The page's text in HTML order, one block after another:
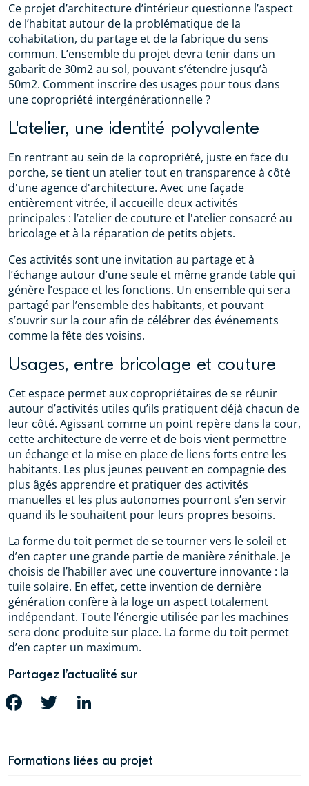
Ce projet d’architecture d’intérieur questionne l’aspect
de l’habitat autour de la problématique de la
cohabitation, du partage et de la fabrique du sens
commun. L’ensemble du projet devra tenir dans un
gabarit de 30m2 au sol, pouvant s’étendre jusqu’à
50m2. Comment inscrire des usages pour tous dans
une copropriété intergénérationnelle ?
L'atelier, une identité polyvalente
En rentrant au sein de la copropriété, juste en face du
porche, se tient un atelier tout en transparence à côté
d'une agence d'architecture. Avec une façade
entièrement vitrée, il accueille deux activités
principales : l’atelier de couture et l'atelier consacré au
bricolage et à la réparation de petits objets.
Ces activités sont une invitation au partage et à
l’échange autour d’une seule et même grande table qui
génère l’espace et les fonctions. Un ensemble qui sera
partagé par l’ensemble des habitants, et pouvant
s’ouvrir sur la cour afin de célébrer des événements
comme la fête des voisins.
Usages, entre bricolage et couture
Cet espace permet aux copropriétaires de se réunir
autour d’activités utiles qu’ils pratiquent déjà chacun de
leur côté. Agissant comme un point repère dans la cour,
cette architecture de verre et de bois vient permettre
un échange et la mise en place de liens forts entre les
habitants. Les plus jeunes peuvent en compagnie des
plus âgés apprendre et pratiquer des activités
manuelles et les plus autonomes pourront s’en servir
quand ils le souhaitent pour leurs propres besoins.
La forme du toit permet de se tourner vers le soleil et
d’en capter une grande partie de manière zénithale. Je
choisis de l’habiller avec une couverture innovante : la
tuile solaire. En effet, cette invention de dernière
génération confère à la loge un aspect totalement
indépendant. Toute l’énergie utilisée par les machines
sera donc produite sur place. La forme du toit permet
d’en capter un maximum.
Partagez l’actualité sur
FACEBOOK TWITTER
Formations liées au projet